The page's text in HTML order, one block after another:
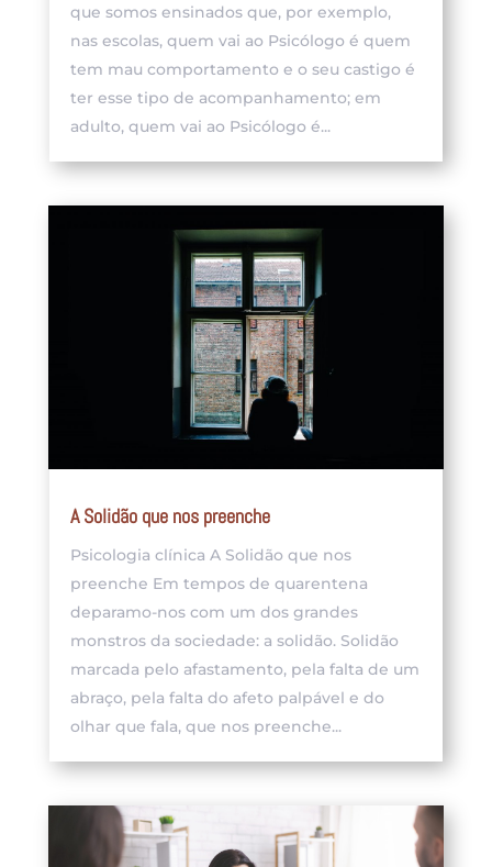
que somos ensinados que, por exemplo,
nas escolas, quem vai ao Psicólogo é quem
tem mau comportamento e o seu castigo é
ter esse tipo de acompanhamento; em
adulto, quem vai ao Psicólogo é...
A Solidão que nos preenche
Psicologia clínica A Solidão que nos
preenche Em tempos de quarentena
deparamo-nos com um dos grandes
monstros da sociedade: a solidão. Solidão
marcada pelo afastamento, pela falta de um
abraço, pela falta do afeto palpável e do
olhar que fala, que nos preenche...